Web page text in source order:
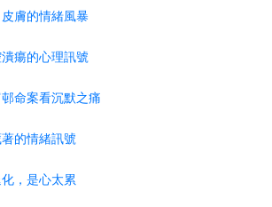
膚的情緒風暴
蝕牙齒 口腔潰瘍的心理訊號
命案看沉默之痛
的情緒訊號
腦不退 腦退化，是心太累